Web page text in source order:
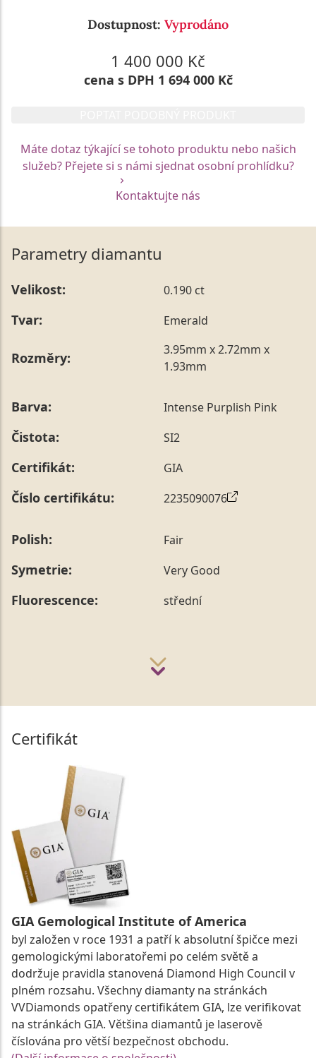
Dostupnost: Vyprodáno
1 400 000 Kč
cena s DPH 1 694 000 Kč
Máte dotaz týkající se tohoto produktu nebo našich
služeb? Přejete si s námi sjednat osobní prohlídku?
Kontaktujte nás
Parametry diamantu
Velikost: 0.190 ct
Tvar: Emerald
Rozměry:
3.95mm x 2.72mm x
1.93mm
Barva: Intense Purplish Pink
Čistota: SI2
Certifikát: GIA
Číslo certifikátu: 2235090076
Polish: Fair
Symetrie: Very Good
Fluorescence: střední
Certifikát
GIA Gemological Institute of America
byl založen v roce 1931 a patří k absolutní špičce mezi
gemologickými laboratořemi po celém světě a
dodržuje pravidla stanovená Diamond High Council v
plném rozsahu. Všechny diamanty na stránkách
VVDiamonds opatřeny certifikátem GIA, lze verifikovat
na stránkách GIA. Většina diamantů je laserově
číslována pro větší bezpečnost obchodu.